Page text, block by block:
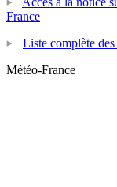
France
Liste complète
Météo-France